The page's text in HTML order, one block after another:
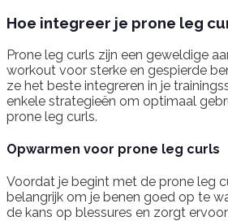
Hoe integreer je prone leg
Prone leg curls zijn een geweldige
workout voor sterke en gespierde
ze het beste integreren in je
enkele strategieën om optimaal
prone leg curls.
Opwarmen voor prone leg curls
Voordat je begint met de prone leg
belangrijk om je benen goed op te
de kans op blessures en zorgt